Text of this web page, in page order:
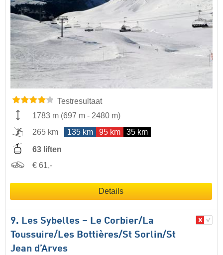
Testresultaat
1783 m (697 m - 2480 m)
265 km
135 km 95 km 35 km
63 liften
€ 61,-
Details
9. Les Sybelles – Le Corbier/​La
Toussuire/​Les Bottières/​St Sorlin/​St
Jean d’Arves